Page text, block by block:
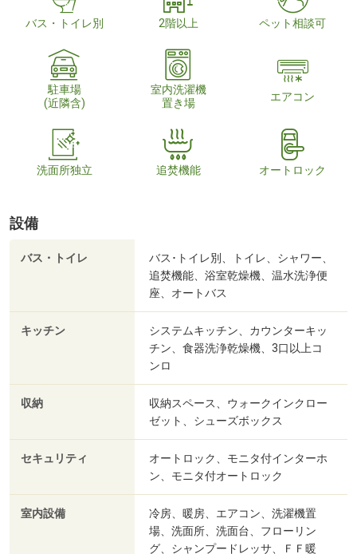
バス・トイレ別 2階以上 ペット相談可
駐車場
(近隣含)
室内洗濯機
置き場
エアコン
洗面所独立 追焚機能 オートロック
設備
バス・トイレ
バス･トイレ別、トイレ、シャワー、
追焚機能、浴室乾燥機、温水洗浄便
座、オートバス
キッチン
システムキッチン、カウンターキッ
チン、食器洗浄乾燥機、3口以上コ
ンロ
収納
収納スペース、ウォークインクロー
ゼット、シューズボックス
セキュリティ
オートロック、モニタ付インターホ
ン、モニタ付オートロック
室内設備
冷房、暖房、エアコン、洗濯機置
場、洗面所、洗面台、フローリン
グ、シャンプードレッサ、ＦＦ暖